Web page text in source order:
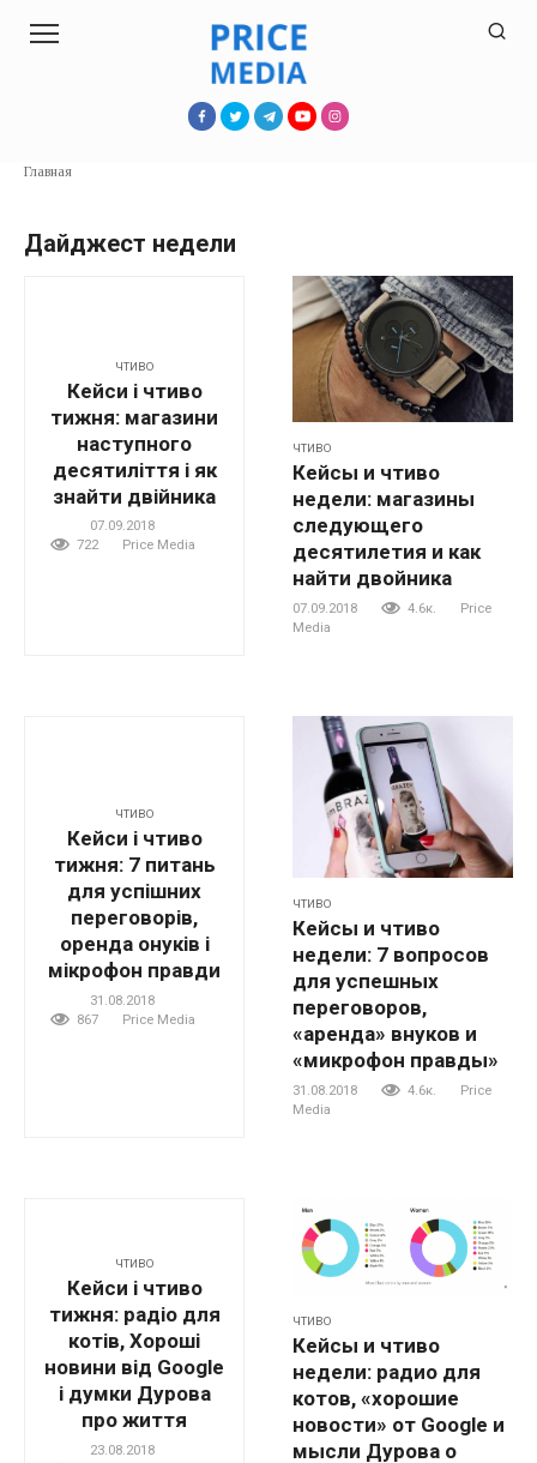
Главная
Дайджест недели
ЧТИВО
Кейси і чтиво
тижня: магазини
наступного
десятиліття і як
знайти двійника
07.09.2018
722
Price Media
ЧТИВО
Кейсы и чтиво
недели: магазины
следующего
десятилетия и как
найти двойника
07.09.2018 4.6к.
Price
Media
ЧТИВО
Кейси і чтиво
тижня: 7 питань
для успішних
переговорів,
оренда онуків і
мікрофон правди
31.08.2018
867
Price Media
ЧТИВО
Кейсы и чтиво
недели: 7 вопросов
для успешных
переговоров,
«аренда» внуков и
«микрофон правды»
31.08.2018 4.6к.
Price
Media
ЧТИВО
Кейси і чтиво
тижня: радіо для
котів, Хороші
новини від Google
і думки Дурова
про життя
23.08.2018
ЧТИВО
Кейсы и чтиво
недели: радио для
котов, «хорошие
новости» от Google и
мысли Дурова о